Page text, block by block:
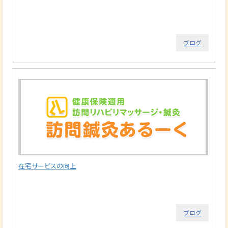
ブログ
在宅サービスの向上
ブログ